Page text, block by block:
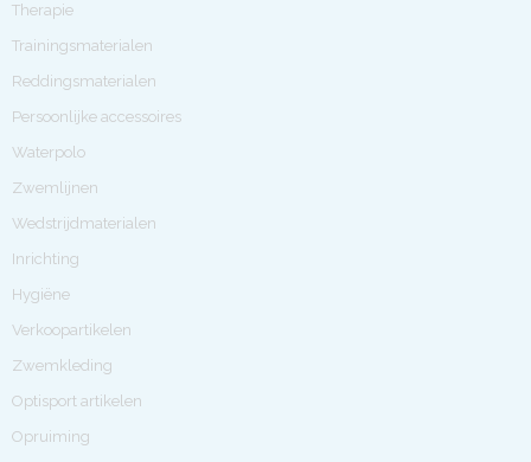
Therapie
Trainingsmaterialen
Reddingsmaterialen
Persoonlijke accessoires
Waterpolo
Zwemlijnen
Wedstrijdmaterialen
Inrichting
Hygiëne
Verkoopartikelen
Zwemkleding
Optisport artikelen
Opruiming